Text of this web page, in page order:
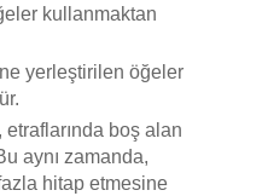
kullanmaktan
yerleştirilen öğeler
boş alan
aynı zamanda,
hitap etmesine